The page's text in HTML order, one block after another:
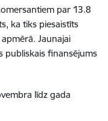
par 13.8
ka tiks piesaistīts
Jaunajai
publiskais finansējums
līdz gada